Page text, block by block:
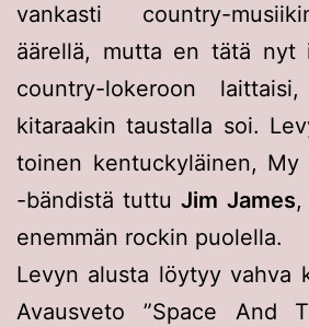
vankasti country-
äärellä, mutta en tätä nyt
country-lokeroon
kitaraakin taustalla soi.
toinen kentuckyläinen, My
-bändistä tuttuJim James
enemmän rockin puolella.
Levyn alusta löytyy vahva
Avausveto ”Space And